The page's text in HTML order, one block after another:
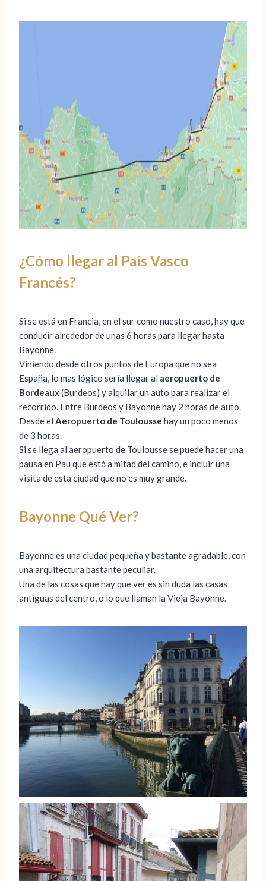
¿Cómo llegar al País Vasco
Francés?
Si se está en Francia, en el sur como nuestro caso, hay que
conducir alrededor de unas 6 horas para llegar hasta
Bayonne.
Viniendo desde otros puntos de Europa que no sea
España, lo mas lógico sería llegar al aeropuerto de
Bordeaux(Burdeos) y alquilar un auto para realizar el
recorrido. Entre Burdeos y Bayonne hay 2 horas de auto.
Desde el Aeropuerto de Toulousse hay un poco menos
de 3 horas.
Si se llega al aeropuerto de Toulousse se puede hacer una
pausa en Pau que está a mitad del camino, e incluir una
visita de esta ciudad que no es muy grande.
Bayonne Qué Ver?
Bayonne es una ciudad pequeña y bastante agradable, con
una arquitectura bastante peculiar.
Una de las cosas que hay que ver es sin duda las casas
antiguas del centro, o lo que llaman la Vieja Bayonne.